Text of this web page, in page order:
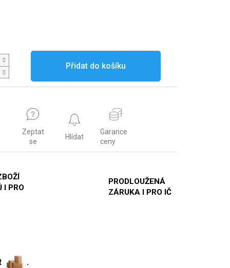
Přidat do košíku
Zeptat
se
Hlídat
Garance
ceny
I PRO
PRODLOUŽENÁ
ZÁRUKA I PRO IČ
.